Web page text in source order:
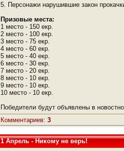
5. Персонажи нарушившие закон
Призовые места:
1 место - 150 екр.
2 место - 100 екр.
3 место - 75 екр.
4 место - 60 екр.
5 место - 40 екр.
6 место - 30 екр.
7 место - 20 екр.
8 место - 10 екр.
9 место - 10 екр.
10 место - 10 екр.
Победители будут объявлены в
Комментариев:3
1 Апрель - Никому не верь!